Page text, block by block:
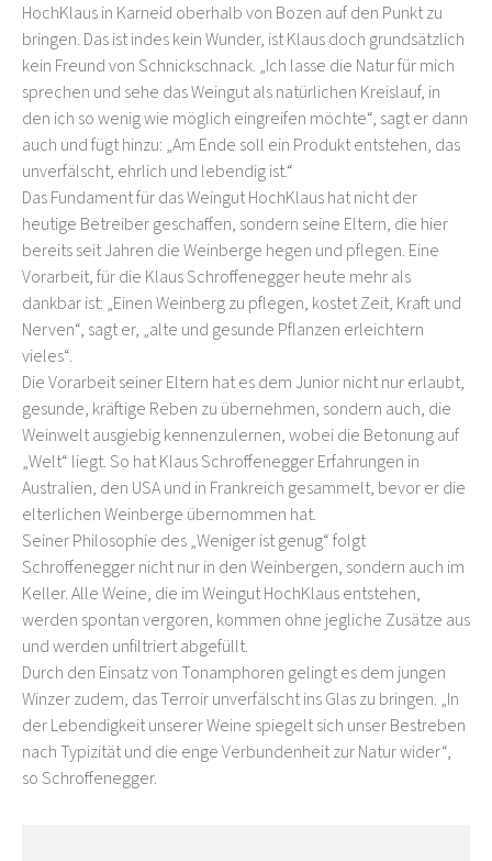
HochKlaus in Karneid oberhalb von Bozen auf den Punkt zu
bringen. Das ist indes kein Wunder, ist Klaus doch grundsätzlich
kein Freund von Schnickschnack. „Ich lasse die Natur für mich
sprechen und sehe das Weingut als natürlichen Kreislauf, in
den ich so wenig wie möglich eingreifen möchte“, sagt er dann
auch und fügt hinzu: „Am Ende soll ein Produkt entstehen, das
unverfälscht, ehrlich und lebendig ist.“
Das Fundament für das Weingut HochKlaus hat nicht der
heutige Betreiber geschaffen, sondern seine Eltern, die hier
bereits seit Jahren die Weinberge hegen und pflegen. Eine
Vorarbeit, für die Klaus Schroffenegger heute mehr als
dankbar ist: „Einen Weinberg zu pflegen, kostet Zeit, Kraft und
Nerven“, sagt er, „alte und gesunde Pflanzen erleichtern
vieles“.
Die Vorarbeit seiner Eltern hat es dem Junior nicht nur erlaubt,
gesunde, kräftige Reben zu übernehmen, sondern auch, die
Weinwelt ausgiebig kennenzulernen, wobei die Betonung auf
„Welt“ liegt. So hat Klaus Schroffenegger Erfahrungen in
Australien, den USA und in Frankreich gesammelt, bevor er die
elterlichen Weinberge übernommen hat.
Seiner Philosophie des „Weniger ist genug“ folgt
Schroffenegger nicht nur in den Weinbergen, sondern auch im
Keller. Alle Weine, die im Weingut HochKlaus entstehen,
werden spontan vergoren, kommen ohne jegliche Zusätze aus
und werden unfiltriert abgefüllt.
Durch den Einsatz von Tonamphoren gelingt es dem jungen
Winzer zudem, das Terroir unverfälscht ins Glas zu bringen. „In
der Lebendigkeit unserer Weine spiegelt sich unser Bestreben
nach Typizität und die enge Verbundenheit zur Natur wider“,
so Schroffenegger.